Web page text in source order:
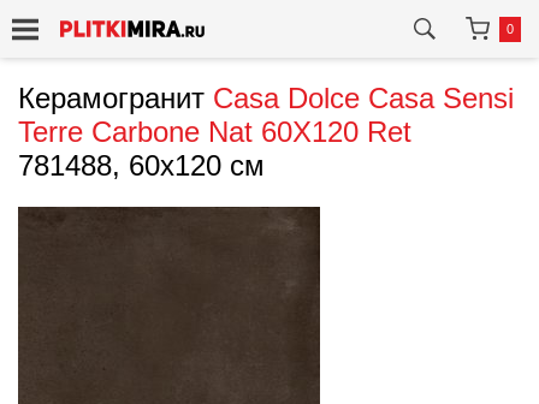
0
Керамогранит Casa Dolce Casa Sensi
Terre Carbone Nat 60X120 Ret
781488, 60x120 см